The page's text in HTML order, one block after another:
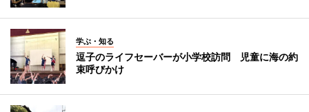
学ぶ・知る
逗子のライフセーバーが小学校訪問 児童に海の約
束呼びかけ